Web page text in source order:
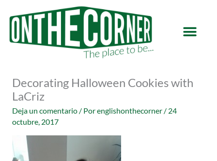
contenido
Decorating Halloween Cookies with
LaCriz
Deja un comentario / Porenglishonthecorner / 24
octubre, 2017